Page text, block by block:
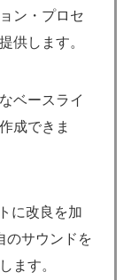
ン・プロセ
供します。
ベースライ
成できま
に改良を加
のサウンドを
ます。